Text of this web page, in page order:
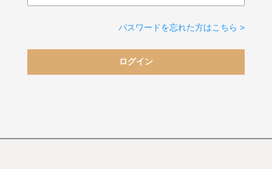
パスワードを忘れた方はこちら >
ログイン